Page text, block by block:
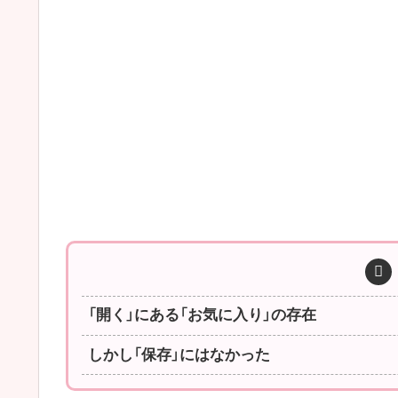
「開く」にある「お気に入り」の存在
しかし「保存」にはなかった